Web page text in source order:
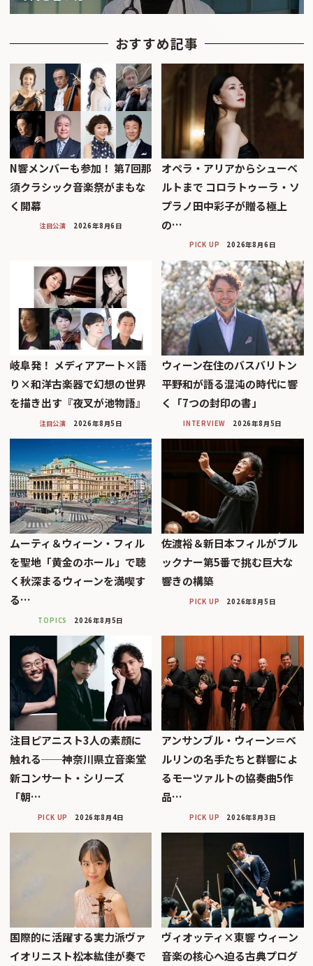
おすすめ記事
N響メンバーも参加！ 第7回那
須クラシック音楽祭がまもな
く開幕
注目公演 2026年8月6日
オペラ・アリアからシューベ
ルトまで コロラトゥーラ・ソ
プラノ田中彩子が贈る極上
の…
PICK UP 2026年8月6日
岐阜発！ メディアアート×語
り×和洋古楽器で幻想の世界
を描き出す『夜叉が池物語』
注目公演 2026年8月5日
ウィーン在住のバスバリトン
平野和が語る混沌の時代に響
く「7つの封印の書」
INTERVIEW 2026年8月5日
ムーティ＆ウィーン・フィル
を聖地「黄金のホール」で聴
く秋深まるウィーンを満喫す
る…
TOPICS 2026年8月5日
佐渡裕＆新日本フィルがブル
ックナー第5番で挑む巨大な
響きの構築
PICK UP 2026年8月5日
注目ピアニスト3人の素顔に
触れる──神奈川県立音楽堂
新コンサート・シリーズ
「朝…
PICK UP 2026年8月4日
アンサンブル・ウィーン＝ベ
ルリンの名手たちと群響によ
るモーツァルトの協奏曲5作
品…
PICK UP 2026年8月3日
国際的に活躍する実力派ヴァ
イオリニスト松本紘佳が奏で
ヴィオッティ×東響 ウィーン
音楽の核心へ迫る古典プログ